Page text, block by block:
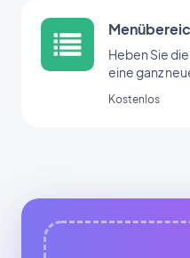
Heben Sie
eine ganz
organisieren.
Kostenlos